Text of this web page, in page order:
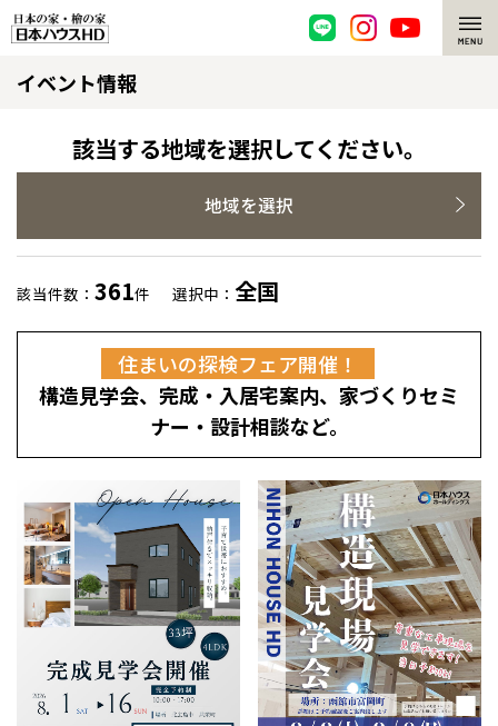
脱炭素・檜の家
環境にやさしい、脱炭素社会の住宅
耐震構造
高耐久住宅
高断熱・高気密の家
エネルギー自給自足
感謝訪問・長期保証
直営工事
1メーターモジュール
冷暖房標準装備
選ばれる理由
檜の魅力 トップ
檜と日本人
1000年を超えて生きる檜
知られざる檜の効果・作用
理想の木材「檜」
注文住宅
グレートステージ
平屋の家
外観・インテリア集
暮らし方提案
リフォーム トップ
選ばれる理由
リフォームの流れ
介護保険利用で快適リフォーム
賃貸併用住宅のメリット
安心のサポートシステム
展示場案内
分譲住宅・土地
分譲マンション
分譲マンション トップ
ワザックとは
会社情報
イベント情報
該当する地域を選択してください。
地域を選択
該当件数： 361件 選択中： 全国
住まいの探検フェア開催！
構造見学会、完成・入居宅案内、家づくりセミ
ナー・設計相談など。